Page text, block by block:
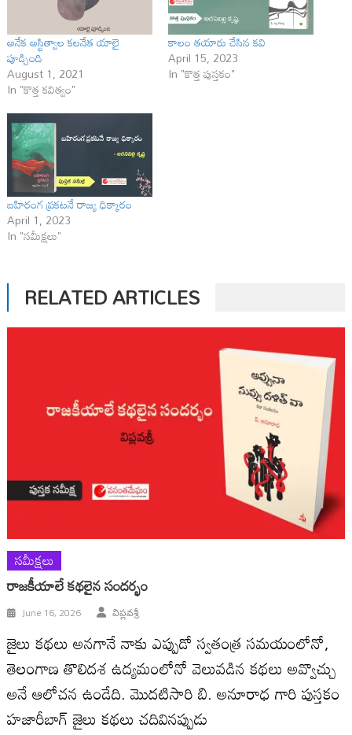
అనేక అస్థిత్వాల కలనేత యాలై
పూడ్చింది
August 1, 2021
In "కొత్త కవిత్వం"
కాలం తయారు చేసిన కవి
April 15, 2023
In "కొత్త పుస్తకం"
బహిరంగ ప్రకటనే రాజ్య ధిక్కారం
April 1, 2023
In "సమీక్షలు"
RELATED ARTICLES
సమీక్షలు
రాజకీయాలే కథలైన సందర్భం
June 16, 2026 విప్లవశ్రీ
జైలు కథలు అనగానే నాకు ఎప్పుడో స్వతంత్ర సమయంలోనో,
తెలంగాణ తొలిదశ ఉద్యమంలోనో వెలువడిన కథలు అవ్వొచ్చు
అనే ఆలోచన ఉండేది. మొదటిసారి బి. అనూరాధ గారి పుస్తకం
హజారీబాగ్ జైలు కథలు చదివినప్పుడు